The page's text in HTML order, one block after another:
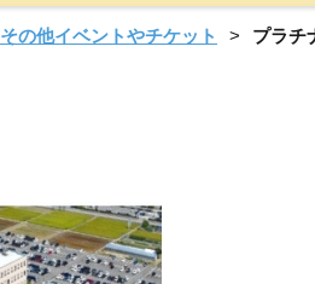
その他イベントやチケット プラチ